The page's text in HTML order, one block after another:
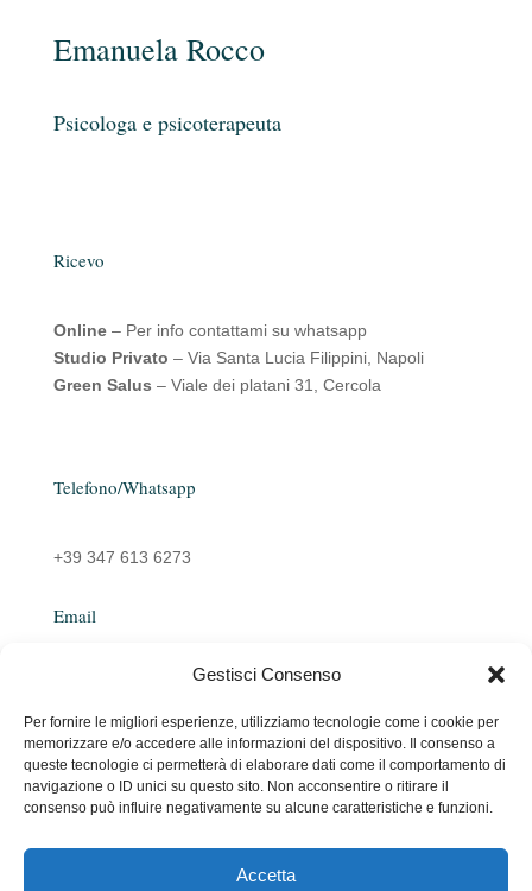
Gestisci Consenso
Per fornire le migliori esperienze, utilizziamo tecnologie come i cookie per
memorizzare e/o accedere alle informazioni del dispositivo. Il consenso a
queste tecnologie ci permetterà di elaborare dati come il comportamento di
navigazione o ID unici su questo sito. Non acconsentire o ritirare il
consenso può influire negativamente su alcune caratteristiche e funzioni.
Accetta
Emanuela Rocco
Psicologa e psicoterapeuta
Ricevo
Online– Per info contattami su whatsapp
Studio Privato – Via Santa Lucia Filippini, Napoli
Green Salus – Viale dei platani 31, Cercola
Telefono/Whatsapp
+39 347 613 6273
Email
emanuelarocco@yahoo.it